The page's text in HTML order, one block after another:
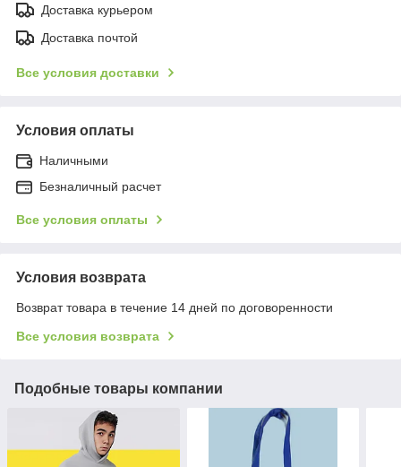
Доставка курьером
Доставка почтой
Все условия доставки
Условия оплаты
Наличными
Безналичный расчет
Все условия оплаты
Условия возврата
Возврат товара в течение 14 дней по договоренности
Все условия возврата
Подобные товары компании